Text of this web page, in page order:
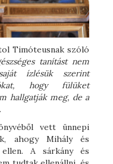
Timóteusnak szóló
tanítást nem
ízlésük szerint
hogy fülüket
hallgatják meg, de a
vett ünnepi
ahogy Mihály és
A sárkány és